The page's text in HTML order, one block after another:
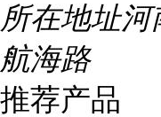
所在地址河
航海路
推荐产品